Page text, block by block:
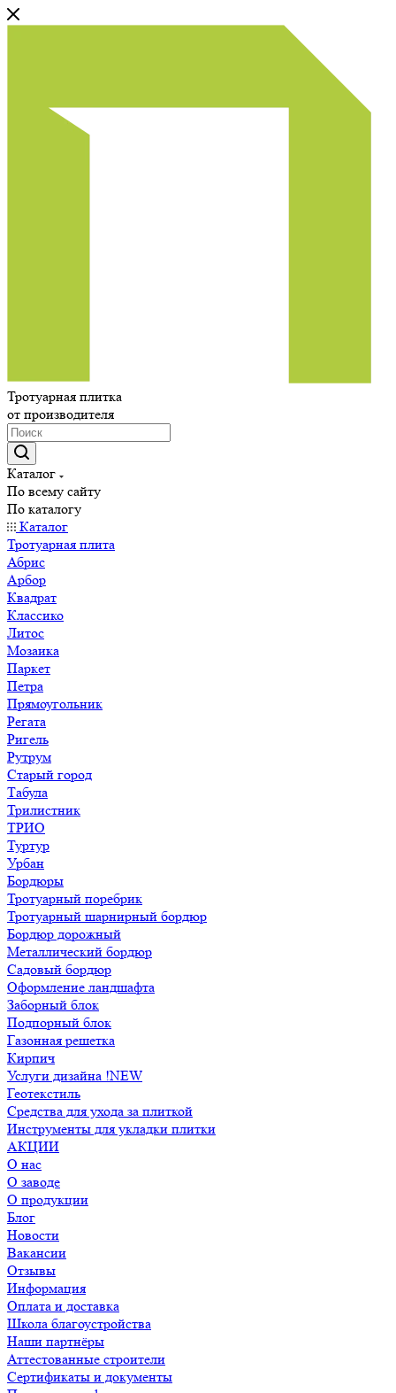
Тротуарная плитка
от производителя
Каталог
По всему сайту
По каталогу
Каталог
Тротуарная плита
Абрис
Арбор
Квадрат
Классико
Литос
Мозаика
Паркет
Петра
Прямоугольник
Регата
Ригель
Рутрум
Старый город
Табула
Трилистник
ТРИО
Туртур
Урбан
Бордюры
Тротуарный поребрик
Тротуарный шарнирный бордюр
Бордюр дорожный
Металлический бордюр
Садовый бордюр
Оформление ландшафта
Заборный блок
Подпорный блок
Газонная решетка
Кирпич
Услуги дизайна !NEW
Геотекстиль
Средства для ухода за плиткой
Инструменты для укладки плитки
АКЦИИ
О нас
О заводе
О продукции
Блог
Новости
Вакансии
Отзывы
Информация
Оплата и доставка
Школа благоустройства
Наши партнёры
Аттестованные строители
Сертификаты и документы